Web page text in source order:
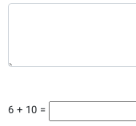
6 + 10 =